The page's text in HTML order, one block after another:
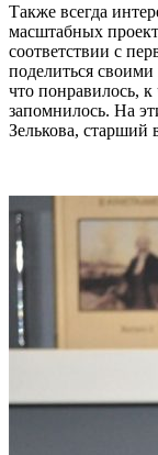
Также всегда
масштабных
соответствии с
поделиться своими
что понравилось,
запомнилось. На
Зелькова,